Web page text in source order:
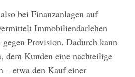
bei Finanzanlagen auf
Immobiliendarlehen
gegen Provision. Dadurch kann
dem Kunden eine nachteilige
– etwa den Kauf einer